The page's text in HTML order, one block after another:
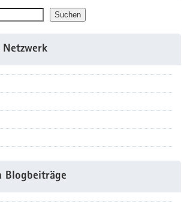
Suchen
Netzwerk
Blogbeiträge